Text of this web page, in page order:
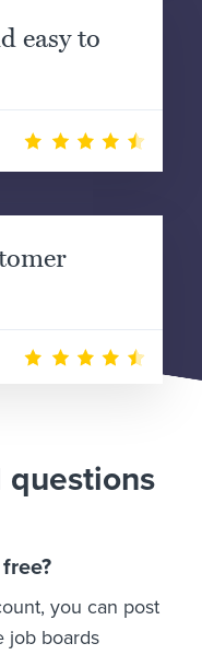
easy to
questions
you can post
job boards